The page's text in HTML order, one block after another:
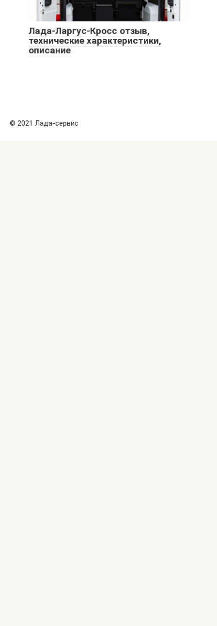
Лада-Ларгус-Кросс отзыв,
технические характеристики,
описание
© 2021 Лада-сервис